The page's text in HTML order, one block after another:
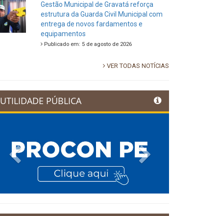
Gestão Municipal de Gravatá reforça
estrutura da Guarda Civil Municipal com
entrega de novos fardamentos e
equipamentos
Publicado em: 5 de agosto de 2026
VER TODAS NOTÍCIAS
UTILIDADE PÚBLICA
Previous